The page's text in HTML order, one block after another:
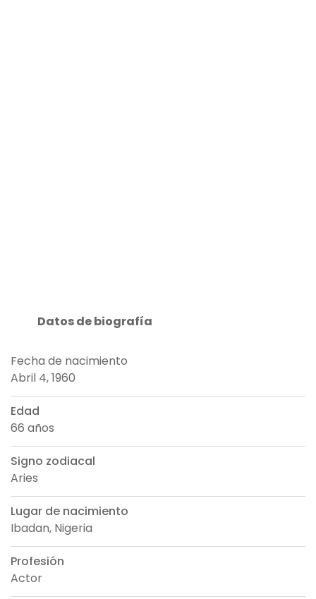
Datos de biografía
Fecha de nacimiento
Abril 4, 1960
Edad
66 años
Signo zodiacal
Aries
Lugar de nacimiento
Ibadan, Nigeria
Profesión
Actor